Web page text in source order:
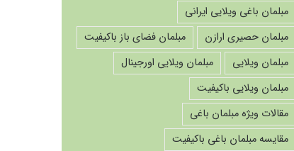
مبلمان باغی ویلایی ایرانی
مبلمان حصیری ارازن
مبلمان فضای باز باکیفیت
مبلمان ویلایی
مبلمان ویلایی اورجینال
مبلمان ویلایی باکیفیت
مقالات ویژه مبلمان باغی
مقایسه مبلمان باغی باکیفیت